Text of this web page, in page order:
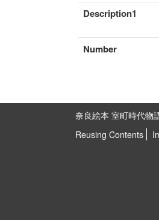
Description1
Number
奈良絵本 室町時代物
Reusing Contents